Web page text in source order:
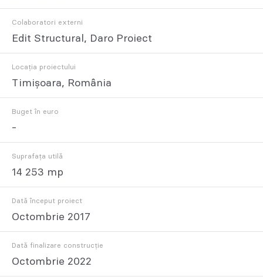
Colaboratori externi
Edit Structural, Daro Proiect
Locația proiectului
Timișoara, România
Buget în euro
-
Suprafața utilă
14 253 mp
Dată început proiect
Octombrie 2017
Dată finalizare construcție
Octombrie 2022